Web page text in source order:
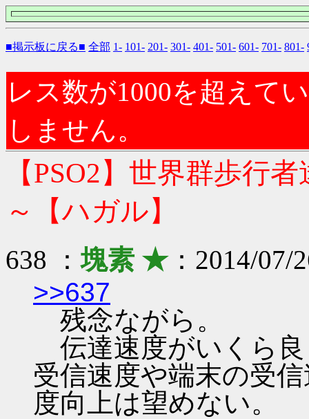
■掲示板に戻る■ 全部 1- 101- 201- 301- 401- 501- 601- 701- 801-
レス数が1000を超えて
しません。
【PSO2】世界群歩行
～【ハガル】
638 ：塊素 ★：2014/07/
>>637
残念ながら。
伝達速度がいくら
受信速度や端末の受
度向上は望めない。